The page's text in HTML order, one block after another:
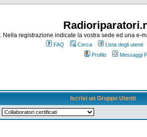
. Nella registrazione indicate la vostra sede ed una e-
FAQ Cerca Lista degli utenti
Profilo
Messaggi
Iscrivi un Gruppo Utenti